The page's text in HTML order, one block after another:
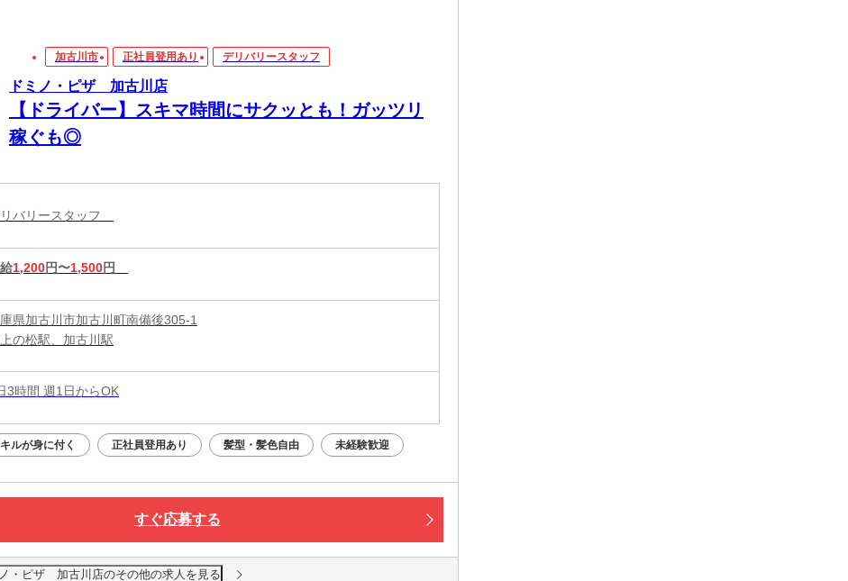
加古川市 正社員登用あり デリバリースタッフ
ドミノ・ピザ 加古川店
【ドライバー】スキマ時間にサクッとも！ガッツリ
稼ぐも◎
バリースタッフ
1,200円〜1,500円
県加古川市加古川町南備後305-1
の松駅、加古川駅
3時間 週1日からOK
ルが身に付く 正社員登用あり 髪型・髪色自由 未経験歓迎
すぐ応募する
・ピザ 加古川店のその他の求人を見る